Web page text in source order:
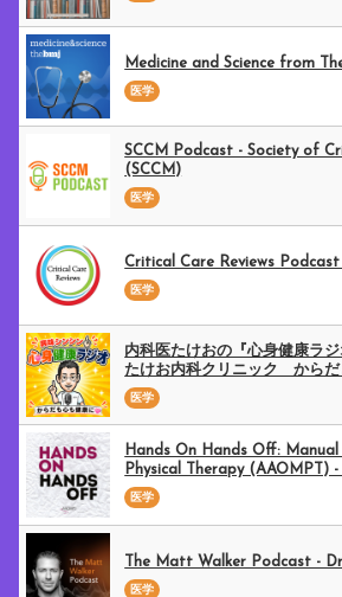
Medicine and Science from
医学
SCCM Podcast - Society of
(SCCM)
医学
Critical Care Reviews
医学
内科医たけおの『心身健康ラ
たけお内科クリニック から
医学
Hands On Hands Off:
Physical Therapy (AAOMPT) -
医学
The Matt Walker Podcast -
医学